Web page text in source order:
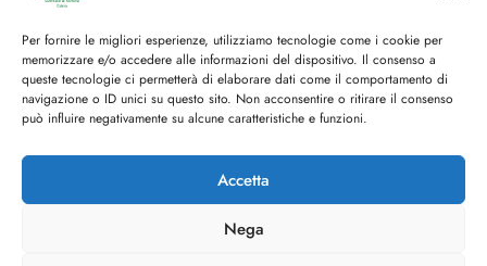
Per fornire le migliori esperienze, utilizziamo tecnologie come i cookie per
memorizzare e/o accedere alle informazioni del dispositivo. Il consenso a
queste tecnologie ci permetterà di elaborare dati come il comportamento di
navigazione o ID unici su questo sito. Non acconsentire o ritirare il consenso
può influire negativamente su alcune caratteristiche e funzioni.
Accetta
Nega
Seguici su:
FACEBOOK
TWITTER
Cookie Policy (UE)